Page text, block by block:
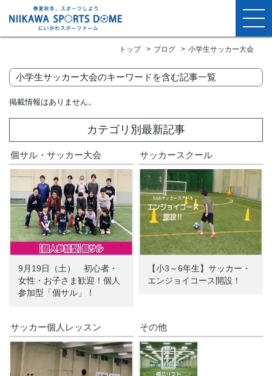
トップ ブログ 小学生サッカー大会
小学生サッカー大会のキーワードを含む記事一覧
掲載情報はありません。
カテゴリ別最新記事
個サル・サッカー大会
9月19日（土） 初心者・
女性・お子さま歓迎！個人
参加型「個サル」！
サッカースクール
【小3～6年生】サッカー・
エンジョイコース開設！
サッカー個人レッスン その他